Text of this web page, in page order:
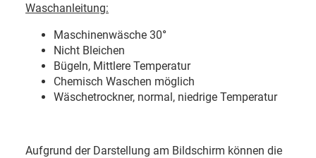
Waschanleitung:
Maschinenwäsche 30°
Nicht Bleichen
Bügeln, Mittlere Temperatur
Chemisch Waschen möglich
Wäschetrockner, normal, niedrige Temperatur
Aufgrund der Darstellung am Bildschirm können die